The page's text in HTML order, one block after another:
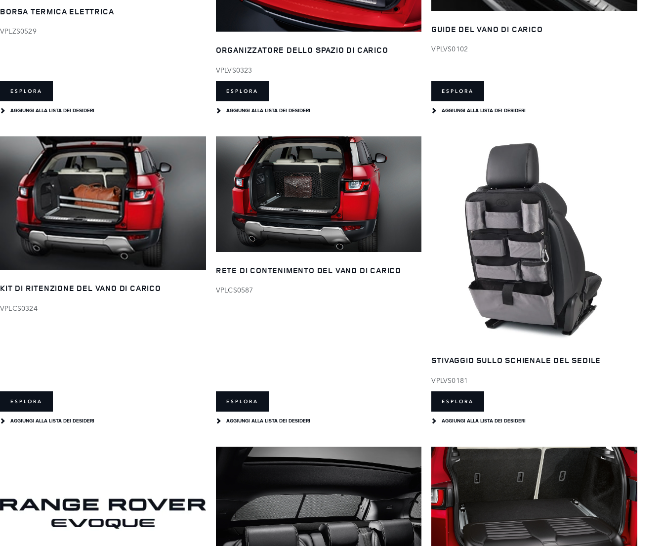
BORSA TERMICA ELETTRICA
VPLZS0529
ESPLORA
AGGIUNGI ALLA LISTA DEI DESIDERI
ORGANIZZATORE DELLO SPAZIO DI CARICO
VPLVS0323
ESPLORA
AGGIUNGI ALLA LISTA DEI DESIDERI
GUIDE DEL VANO DI CARICO
VPLVS0102
ESPLORA
AGGIUNGI ALLA LISTA DEI DESIDERI
KIT DI RITENZIONE DEL VANO DI CARICO
VPLCS0324
ESPLORA
AGGIUNGI ALLA LISTA DEI DESIDERI
RETE DI CONTENIMENTO DEL VANO DI CARICO
VPLCS0587
ESPLORA
AGGIUNGI ALLA LISTA DEI DESIDERI
STIVAGGIO SULLO SCHIENALE DEL SEDILE
VPLVS0181
ESPLORA
AGGIUNGI ALLA LISTA DEI DESIDERI